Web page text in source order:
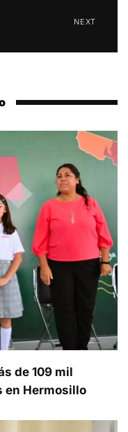
NEXT
de 109 mil
en Hermosillo